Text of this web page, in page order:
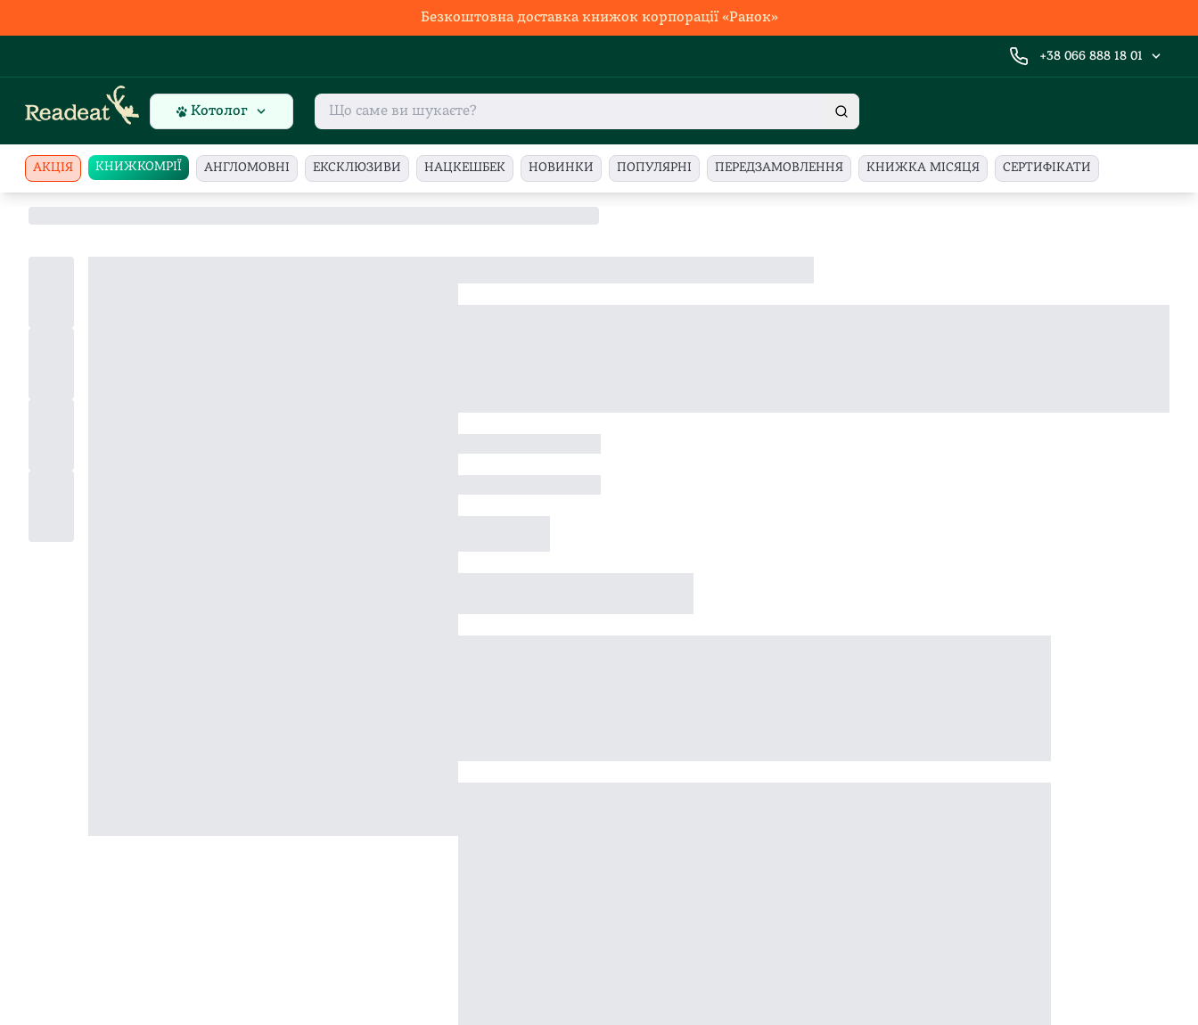
Безкоштовна доставка книжок корпорації «Ранок»
+38 066 888 18 01
Котолог
АКЦІЯ КНИЖКОМРІЇ АНГЛОМОВНІ ЕКСКЛЮЗИВИ НАЦКЕШБЕК НОВИНКИ ПОПУЛЯРНІ ПЕРЕДЗАМОВЛЕННЯ КНИЖКА МІСЯЦЯ СЕРТИФІКАТИ